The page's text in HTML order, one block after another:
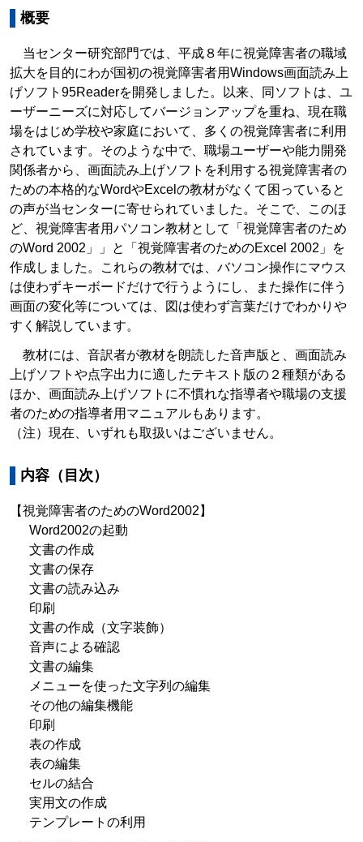
概要
当センター研究部門では、平成８年に視覚障害者の職域
拡大を目的にわが国初の視覚障害者用Windows画面読み上
げソフト95Readerを開発しました。以来、同ソフトは、ユ
ーザーニーズに対応してバージョンアップを重ね、現在職
場をはじめ学校や家庭において、多くの視覚障害者に利用
されています。そのような中で、職場ユーザーや能力開発
関係者から、画面読み上げソフトを利用する視覚障害者の
ための本格的なWordやExcelの教材がなくて困っていると
の声が当センターに寄せられていました。そこで、このほ
ど、視覚障害者用パソコン教材として「視覚障害者のため
のWord 2002」」と「視覚障害者のためのExcel 2002」を
作成しました。これらの教材では、バソコン操作にマウス
は使わずキーボードだけで行うようにし、また操作に伴う
画面の変化等については、図は使わず言葉だけでわかりや
すく解説しています。
教材には、音訳者が教材を朗読した音声版と、画面読み
上げソフトや点字出力に適したテキスト版の２種類がある
ほか、画面読み上げソフトに不慣れな指導者や職場の支援
者のための指導者用マニュアルもあります。
（注）現在、いずれも取扱いはございません。
内容（目次）
【視覚障害者のためのWord2002】
Word2002の起動
文書の作成
文書の保存
文書の読み込み
印刷
文書の作成（文字装飾）
音声による確認
文書の編集
メニューを使った文字列の編集
その他の編集機能
印刷
表の作成
表の編集
セルの結合
実用文の作成
テンプレートの利用